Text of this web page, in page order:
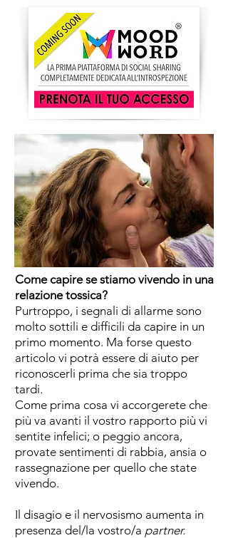
Come capire se stiamo vivendo in una
relazione tossica?
Purtroppo, i segnali di allarme sono
molto sottili e difficili da capire in un
primo momento. Ma forse questo
articolo vi potrà essere di aiuto per
riconoscerli prima che sia troppo
tardi.
Come prima cosa vi accorgerete che
più va avanti il vostro rapporto più vi
sentite infelici; o peggio ancora,
provate sentimenti di rabbia, ansia o
rassegnazione per quello che state
vivendo.
Il disagio e il nervosismo aumenta in
presenza del/la vostro/a partner.